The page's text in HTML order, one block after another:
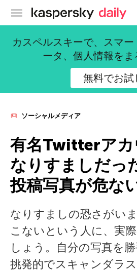
カスペル
カスペルスキーで、スマ
ータ、個人情報をま
無料でお試
ソーシャルメディア
有名Twitterアカ
なりすましだっ
投稿写真が危な
なりすましの恐さがい
こないという人に、実
しょう。自分の写真を勝
挑発的でスキャンダラ